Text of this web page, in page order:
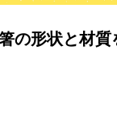
の形状と材質